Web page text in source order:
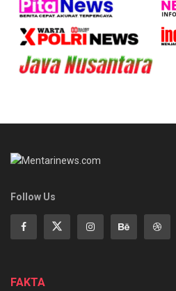
Follow Us
FAKTA